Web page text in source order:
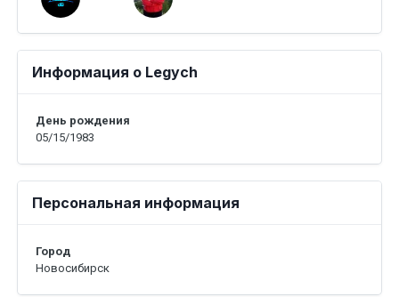
Информация о Legych
День рождения
05/15/1983
Персональная информация
Город
Новосибирск